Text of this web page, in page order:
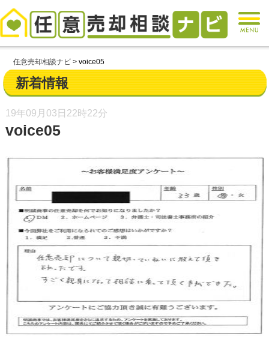
任意売却相談ナビ >voice05
新着情報
19年09月03日 22時22分
voice05